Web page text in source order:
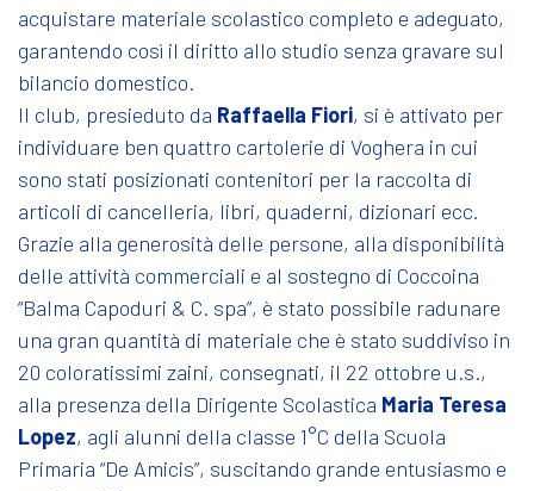
acquistare materiale scolastico completo e adeguato,
garantendo così il diritto allo studio senza gravare sul
bilancio domestico.
Il club, presieduto da Raffaella Fiori, si è attivato per
individuare ben quattro cartolerie di Voghera in cui
sono stati posizionati contenitori per la raccolta di
articoli di cancelleria, libri, quaderni, dizionari ecc.
Grazie alla generosità delle persone, alla disponibilità
delle attività commerciali e al sostegno di Coccoina
“Balma Capoduri & C. spa”, è stato possibile radunare
una gran quantità di materiale che è stato suddiviso in
20 coloratissimi zaini, consegnati, il 22 ottobre u.s.,
alla presenza della Dirigente Scolastica Maria Teresa
Lopez, agli alunni della classe 1°C della Scuola
Primaria “De Amicis”, suscitando grande entusiasmo e